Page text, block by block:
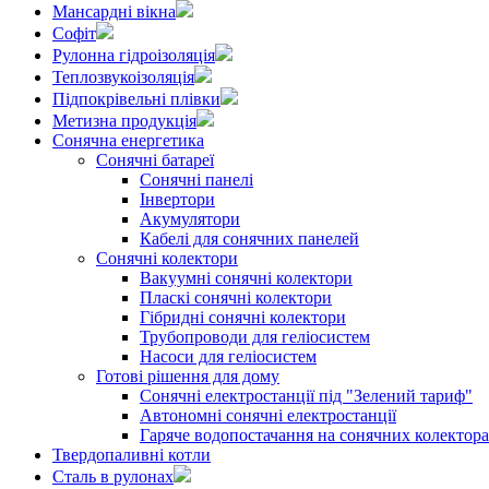
Мансардні вікна
Софіт
Рулонна гідроізоляція
Теплозвукоізоляція
Підпокрівельні плівки
Метизна продукція
Сонячна енергетика
Сонячні батареї
Сонячні панелі
Інвертори
Акумулятори
Кабелі для сонячних панелей
Сонячні колектори
Вакуумні сонячні колектори
Пласкі сонячні колектори
Гібридні сонячні колектори
Трубопроводи для геліосистем
Насоси для геліосистем
Готові рішення для дому
Сонячні електростанції під "Зелений тариф"
Автономні сонячні електростанції
Гаряче водопостачання на сонячних
Твердопаливні котли
Сталь в рулонах